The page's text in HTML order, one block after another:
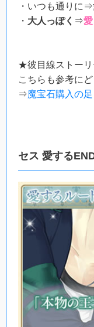
・いつも通りに
・ 大人っぽく ⇒
★彼目線ストーリ
こちらも参考に
⇒魔宝石購入の足
セス 愛する